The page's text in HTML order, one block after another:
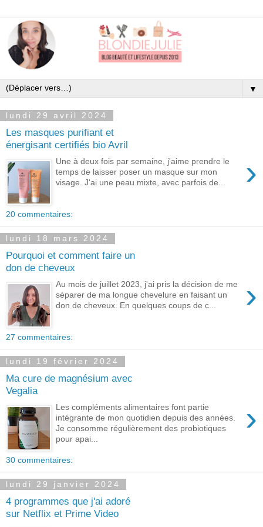
▼
lundi 29 avril 2024
Les masques purifiant et
énergisant certifiés bio Avril
›
Une à deux fois par semaine, j'aime prendre le
temps de laisser poser un masque sur mon
visage. J'ai une peau mixte, avec parfois de...
20 commentaires:
lundi 18 mars 2024
Pourquoi et comment faire un
don de cheveux
›
Au mois de juillet 2023, j'ai pris la décision de me
séparer de ma longue chevelure en faisant un
don de cheveux. En quelques coups de c...
27 commentaires:
lundi 19 février 2024
Ma cure de magnésium avec
Vegalia
›
Les compléments alimentaires font partie
intégrante de mon quotidien depuis des années.
Je consomme régulièrement des probiotiques
pour apai...
30 commentaires:
lundi 29 janvier 2024
4 programmes que j'ai adoré
sur Netflix et Prime Video